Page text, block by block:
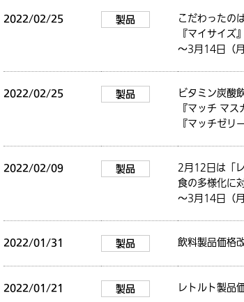
2022/02/25 製品
こだわったの
『マイサイ
～3月14日（
2022/02/25 製品
ビタミン炭酸
『マッチ マ
『マッチゼリ
2022/02/09 製品
2月12日は「
食の多様化に
～3月14日（
2022/01/31 製品 飲料製品価格
2022/01/21 製品 レトルト製品